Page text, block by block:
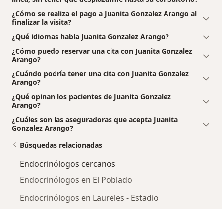
¿Cómo se realiza el pago a Juanita Gonzalez Arango al
finalizar la visita?
¿Qué idiomas habla Juanita Gonzalez Arango?
¿Cómo puedo reservar una cita con Juanita Gonzalez
Arango?
¿Cuándo podría tener una cita con Juanita Gonzalez
Arango?
¿Qué opinan los pacientes de Juanita Gonzalez
Arango?
¿Cuáles son las aseguradoras que acepta Juanita
Gonzalez Arango?
Búsquedas relacionadas
Endocrinólogos cercanos
Endocrinólogos en El Poblado
Endocrinólogos en Laureles - Estadio